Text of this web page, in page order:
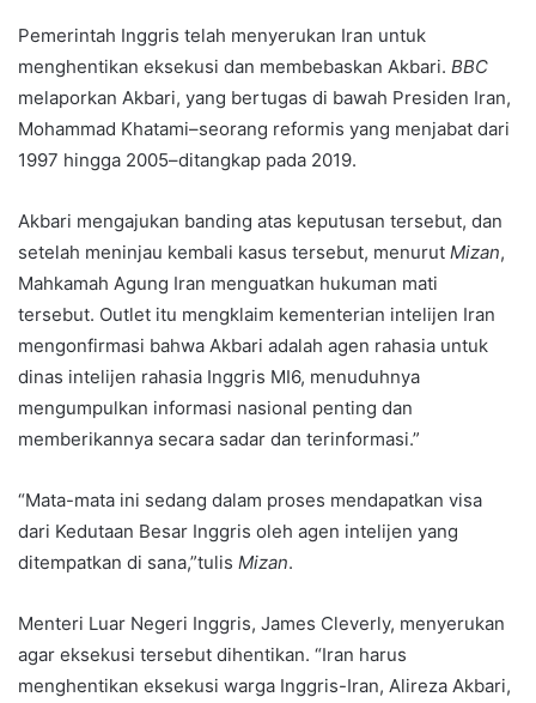
Pemerintah Inggris telah menyerukan Iran untuk
menghentikan eksekusi dan membebaskan Akbari. BBC
melaporkan Akbari, yang bertugas di bawah Presiden Iran,
Mohammad Khatami–seorang reformis yang menjabat dari
1997 hingga 2005–ditangkap pada 2019.
Akbari mengajukan banding atas keputusan tersebut, dan
setelah meninjau kembali kasus tersebut, menurut Mizan,
Mahkamah Agung Iran menguatkan hukuman mati
tersebut. Outlet itu mengklaim kementerian intelijen Iran
mengonfirmasi bahwa Akbari adalah agen rahasia untuk
dinas intelijen rahasia Inggris MI6, menuduhnya
mengumpulkan informasi nasional penting dan
memberikannya secara sadar dan terinformasi.”
“Mata-mata ini sedang dalam proses mendapatkan visa
dari Kedutaan Besar Inggris oleh agen intelijen yang
ditempatkan di sana,”tulis Mizan.
Menteri Luar Negeri Inggris, James Cleverly, menyerukan
agar eksekusi tersebut dihentikan. “Iran harus
menghentikan eksekusi warga Inggris-Iran, Alireza Akbari,